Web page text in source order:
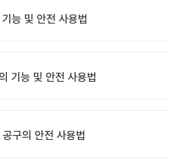
능 및 안전 사용법
기능 및 안전 사용법
구의 안전 사용법